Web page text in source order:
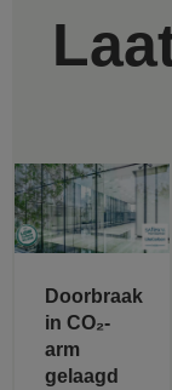
Doorbraak
in CO₂-
arm
gelaagd